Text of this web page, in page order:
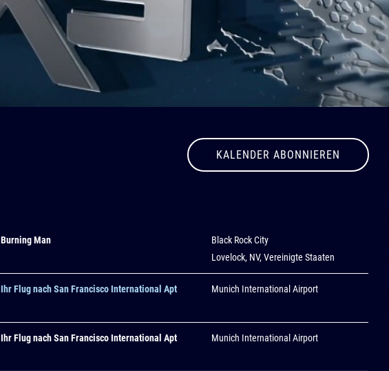
Burning Man
Black Rock City
Lovelock, NV, Vereinigte Staaten
Ihr Flug nach San Francisco International Apt Munich International Airport
Ihr Flug nach San Francisco International Apt Munich International Airport
KALENDER ABONNIEREN